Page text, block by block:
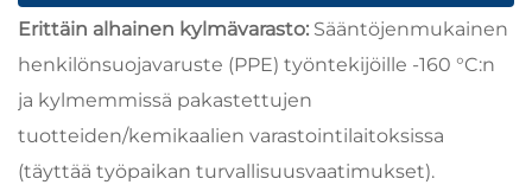
Erittäin alhainen kylmävarasto: Sääntöjenmukainen
henkilönsuojavaruste (PPE) työntekijöille -160 °C:n
ja kylmemmissä pakastettujen
tuotteiden/kemikaalien varastointilaitoksissa
(täyttää työpaikan turvallisuusvaatimukset).